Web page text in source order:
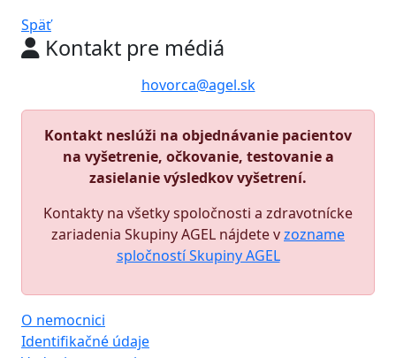
Späť
Kontakt pre médiá
hovorca@agel.sk
Kontakt neslúži na objednávanie pacientov
na vyšetrenie, očkovanie, testovanie a
zasielanie výsledkov vyšetrení.
Kontakty na všetky spoločnosti a zdravotnícke
zariadenia Skupiny AGEL nájdete vzozname
spločností Skupiny AGEL
O nemocnici
Identifikačné údaje